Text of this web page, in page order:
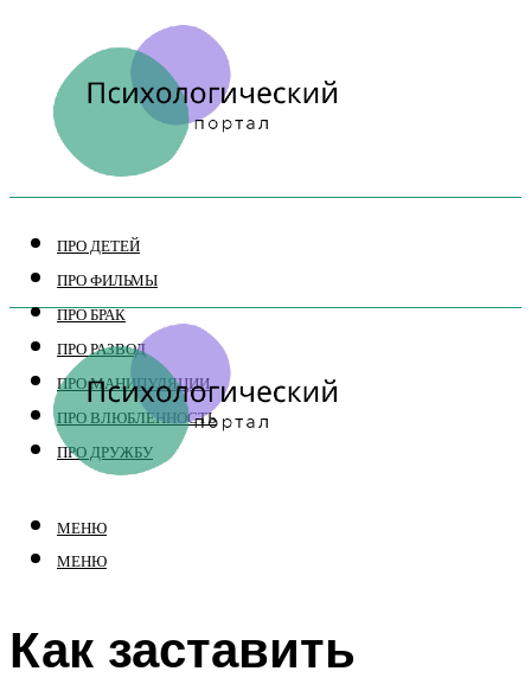
ПРО ДЕТЕЙ
ПРО ФИЛЬМЫ
ПРО БРАК
ПРО РАЗВОД
ПРО МАНИПУЛЯЦИИ
ПРО ВЛЮБЛЕННОСТЬ
ПРО ДРУЖБУ
МЕНЮ
МЕНЮ
Как заставить